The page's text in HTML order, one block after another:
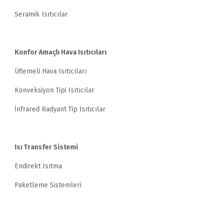
Seramik Isıtıcılar
Konfor Amaçlı Hava Isıtıcıları
Üflemeli Hava Isıtıcıları
Konveksiyon Tipi Isıtıcılar
İnfrared Radyant Tip Isıtıcılar
Isı Transfer Sistemi
Endirekt Isıtma
Paketleme Sistemleri